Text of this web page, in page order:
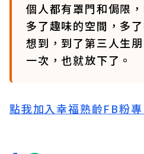
個人都有罩門和侷限
多了趣味的空間，多
想到，到了第三人生
一次，也就放下了。
點我加入幸福熟齡FB粉